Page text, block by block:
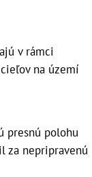
v rámci
na území
presnú polohu
za nepripravenú